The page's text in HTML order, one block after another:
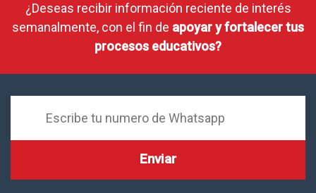
¿Deseas recibir información reciente de interés
semanalmente, con el fin de apoyar y fortalecer tus
procesos educativos?